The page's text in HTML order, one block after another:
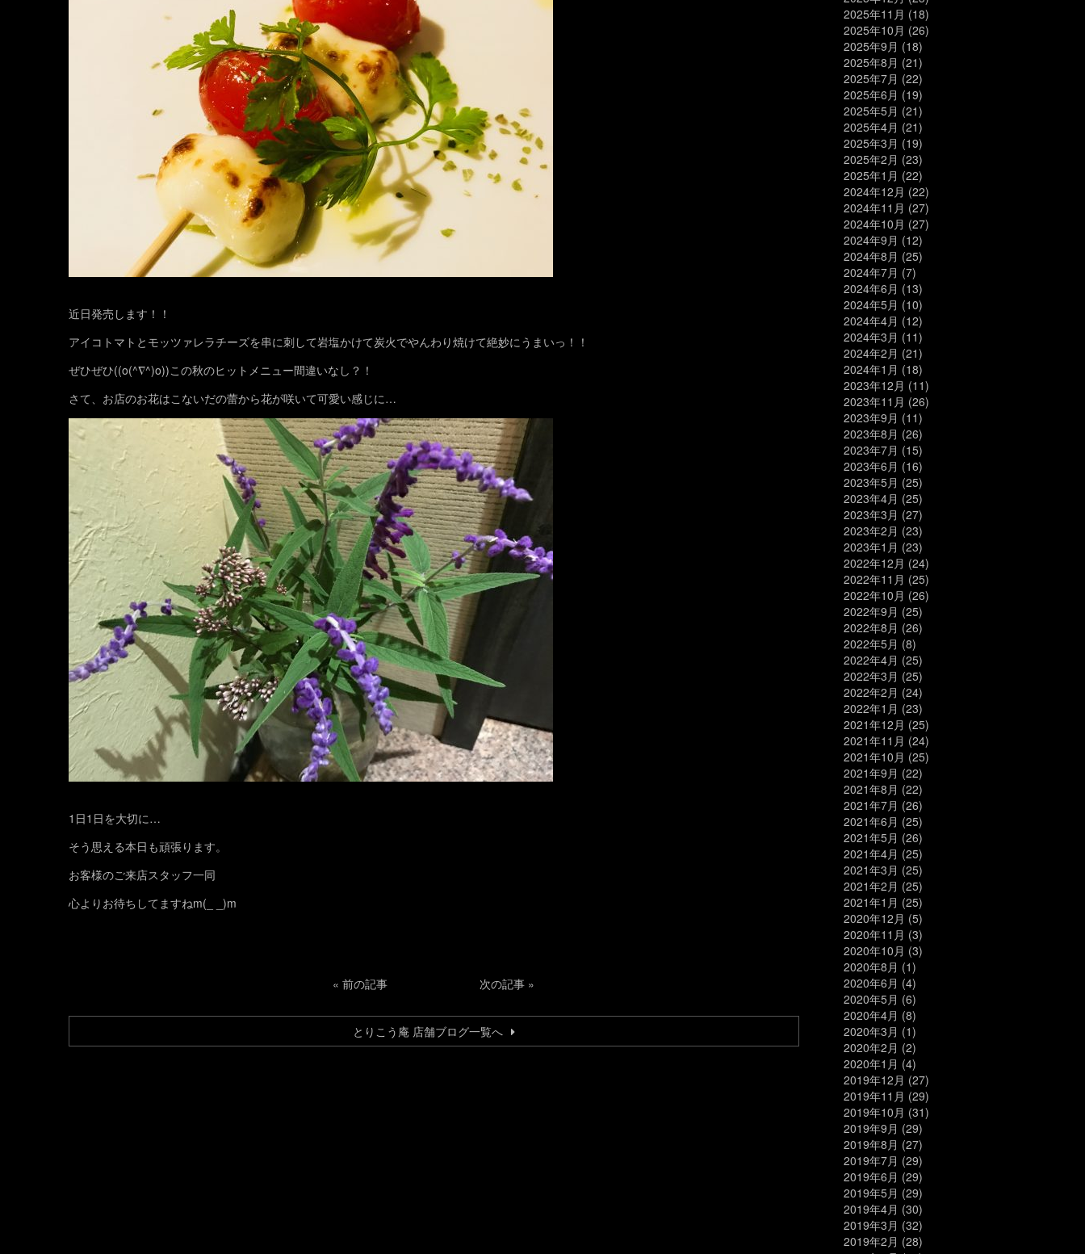
近日発売します！！
アイコトマトとモッツァレラチーズを串に刺して岩塩かけて炭火でやんわり焼けて絶妙にうまいっ！！
ぜひぜひ((o(^∇^)o))この秋のヒットメニュー間違いなし？！
さて、お店のお花はこないだの蕾から花が咲いて可愛い感じに…
1日1日を大切に…
そう思える本日も頑張ります。
お客様のご来店スタッフ一同
心よりお待ちしてますねm(_ _)m
« 前の記事 次の記事 »
とりこう庵 店舗ブログ一覧へ
2025年11月 (18)
2025年10月 (26)
2025年9月 (18)
2025年8月 (21)
2025年7月 (22)
2025年6月 (19)
2025年5月 (21)
2025年4月 (21)
2025年3月 (19)
2025年2月 (23)
2025年1月 (22)
2024年12月 (22)
2024年11月 (27)
2024年10月 (27)
2024年9月 (12)
2024年8月 (25)
2024年7月 (7)
2024年6月 (13)
2024年5月 (10)
2024年4月 (12)
2024年3月 (11)
2024年2月 (21)
2024年1月 (18)
2023年12月 (11)
2023年11月 (26)
2023年9月 (11)
2023年8月 (26)
2023年7月 (15)
2023年6月 (16)
2023年5月 (25)
2023年4月 (25)
2023年3月 (27)
2023年2月 (23)
2023年1月 (23)
2022年12月 (24)
2022年11月 (25)
2022年10月 (26)
2022年9月 (25)
2022年8月 (26)
2022年5月 (8)
2022年4月 (25)
2022年3月 (25)
2022年2月 (24)
2022年1月 (23)
2021年12月 (25)
2021年11月 (24)
2021年10月 (25)
2021年9月 (22)
2021年8月 (22)
2021年7月 (26)
2021年6月 (25)
2021年5月 (26)
2021年4月 (25)
2021年3月 (25)
2021年2月 (25)
2021年1月 (25)
2020年12月 (5)
2020年11月 (3)
2020年10月 (3)
2020年8月 (1)
2020年6月 (4)
2020年5月 (6)
2020年4月 (8)
2020年3月 (1)
2020年2月 (2)
2020年1月 (4)
2019年12月 (27)
2019年11月 (29)
2019年10月 (31)
2019年9月 (29)
2019年8月 (27)
2019年7月 (29)
2019年6月 (29)
2019年5月 (29)
2019年4月 (30)
2019年3月 (32)
2019年2月 (28)